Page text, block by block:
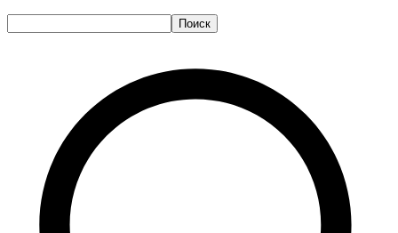
Поиск